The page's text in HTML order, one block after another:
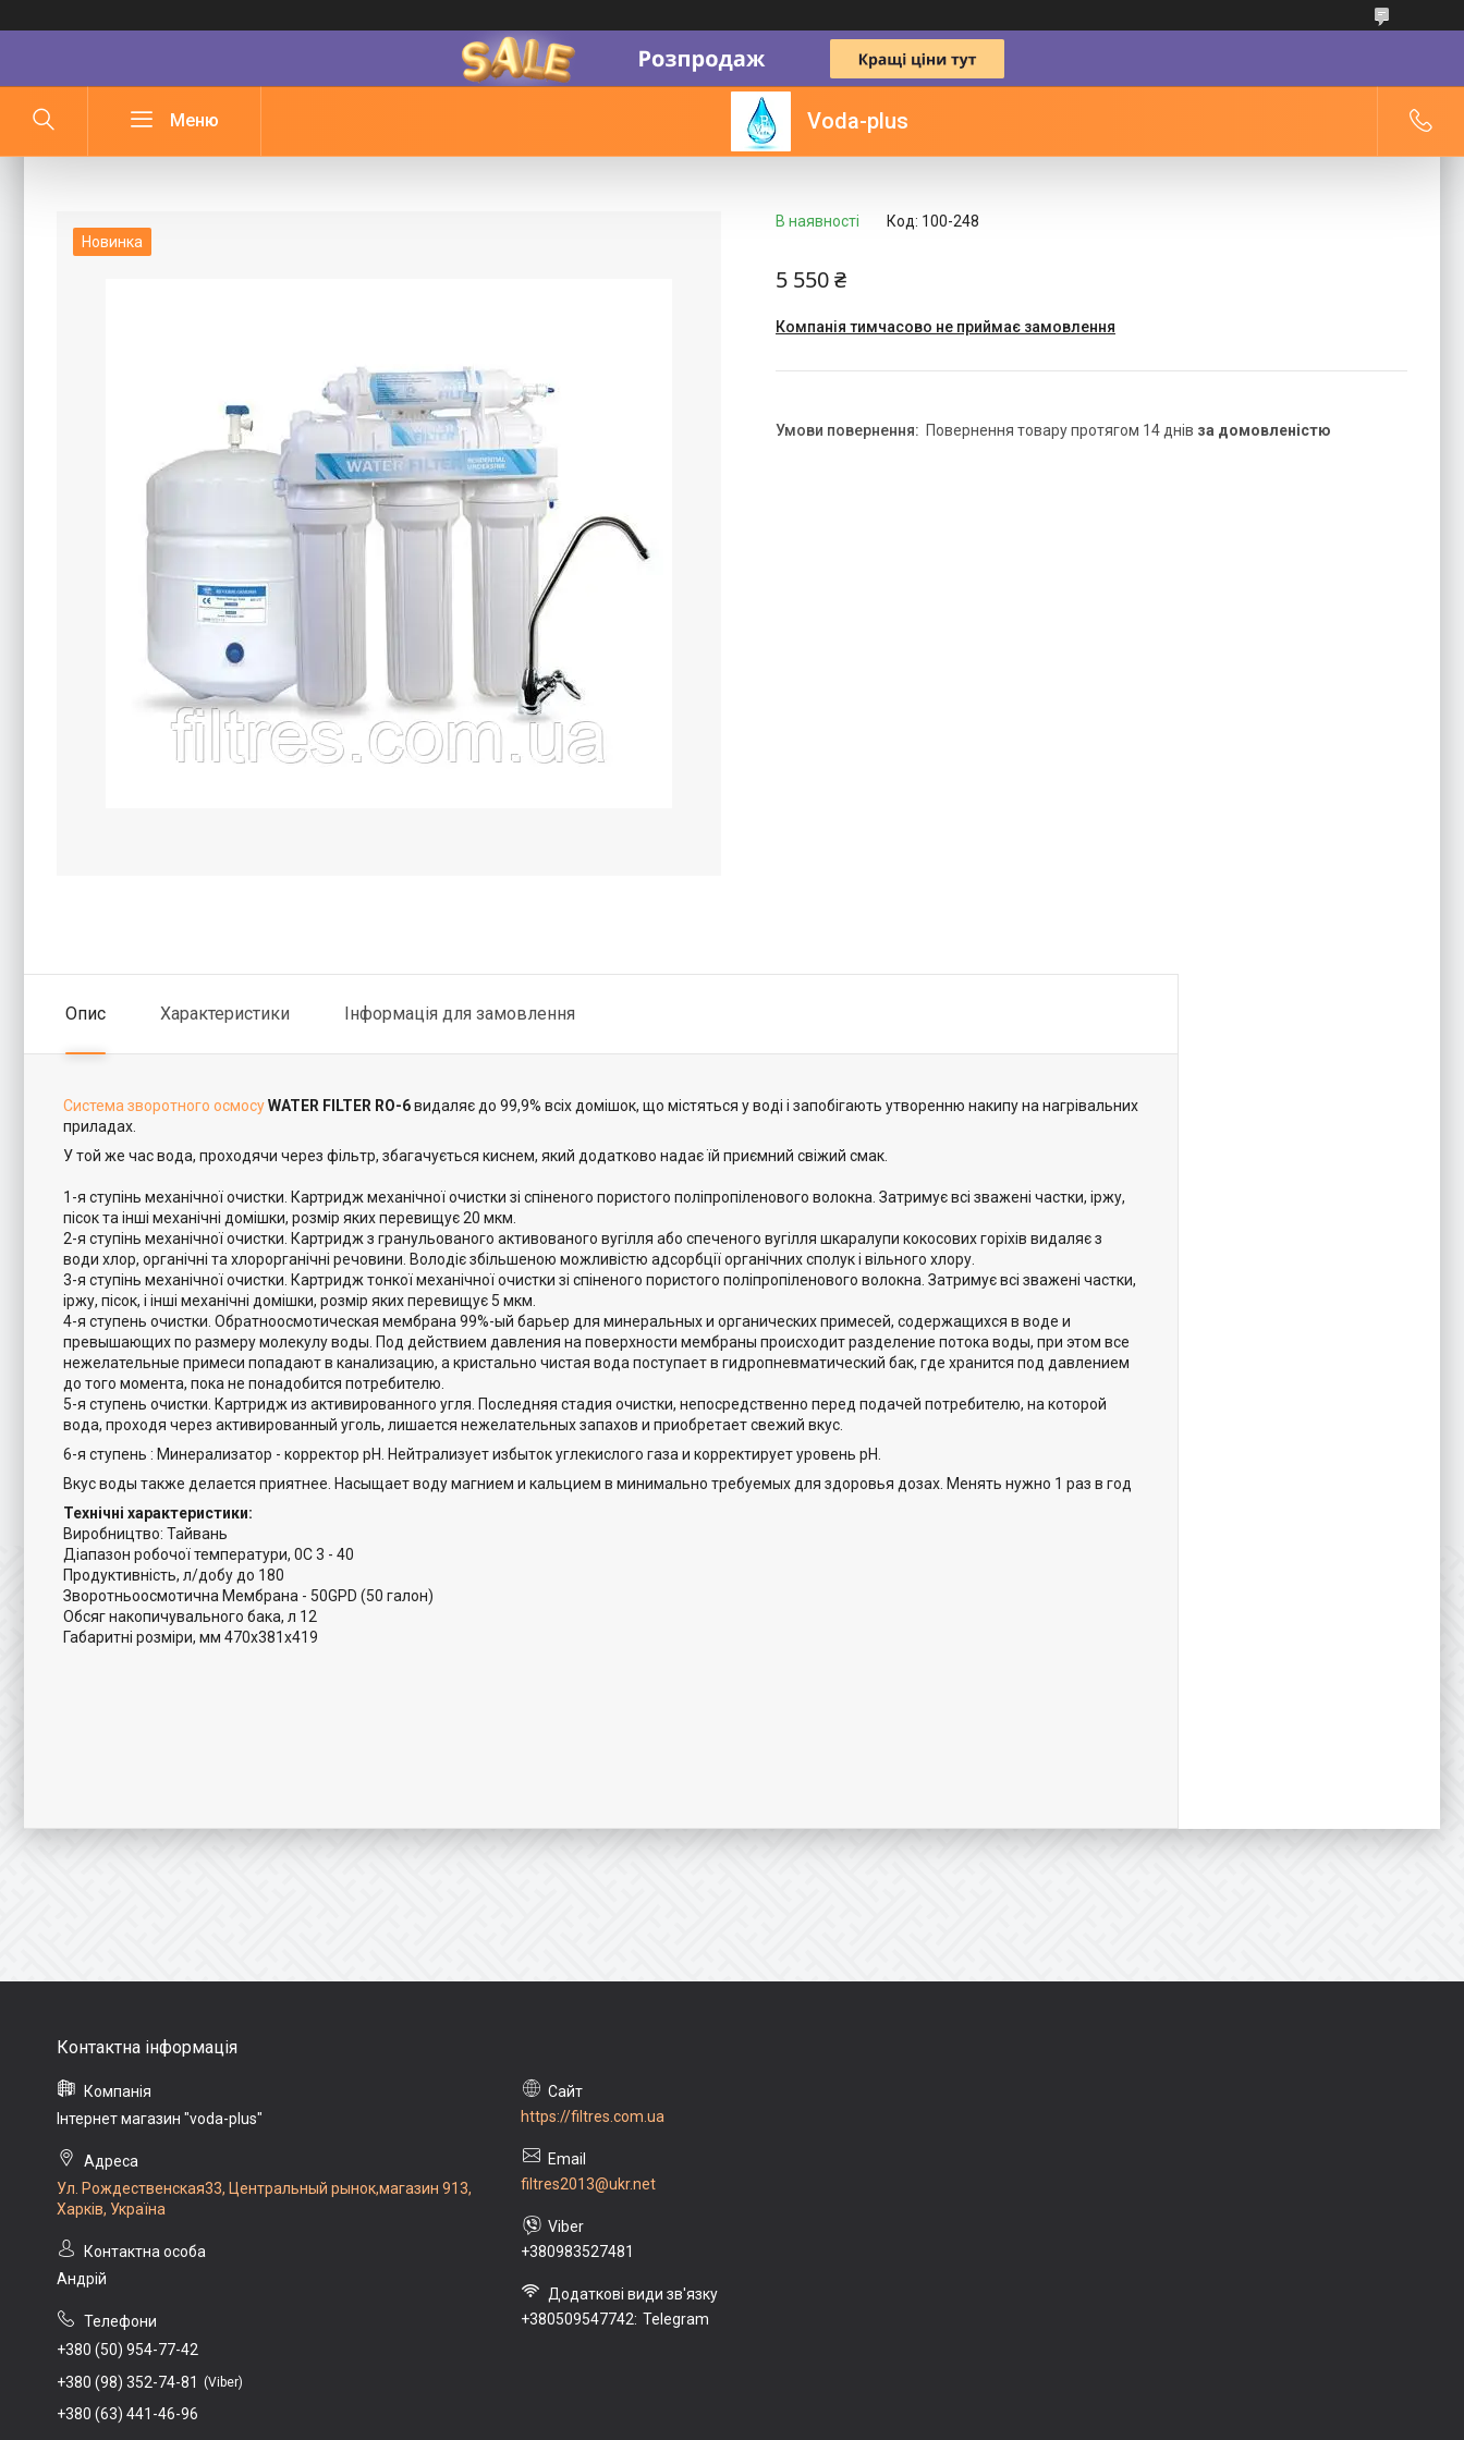
Voda-plus
Система зворотного осмосу WATER FILTER RO-6
Новинка
В наявності Код: 100-248
5 550 ₴
Компанія тимчасово не приймає замовлення
повернення товару протягом 14 днів за домовленістю
Опис Характеристики Інформація для замовлення
Система зворотного осмосуWATER FILTER RO-6видаляє до 99,9% всіх домішок, що містяться у воді і запобігають утворенню накипу на нагрівальних
приладах.
У той же час вода, проходячи через фільтр, збагачується киснем, який додатково надає їй приємний свіжий смак.
1-я ступінь механічної очистки. Картридж механічної очистки зі спіненого пористого поліпропіленового волокна. Затримує всі зважені частки, іржу,
пісок та інші механічні домішки, розмір яких перевищує 20 мкм.
2-я ступінь механічної очистки. Картридж з гранульованого активованого вугілля або спеченого вугілля шкаралупи кокосових горіхів видаляє з
води хлор, органічні та хлорорганічні речовини. Володіє збільшеною можливістю адсорбції органічних сполук і вільного хлору.
3-я ступінь механічної очистки. Картридж тонкої механічної очистки зі спіненого пористого поліпропіленового волокна. Затримує всі зважені частки,
іржу, пісок, і інші механічні домішки, розмір яких перевищує 5 мкм.
4-я ступень очистки. Обратноосмотическая мембрана 99%-ый барьер для минеральных и органических примесей, содержащихся в воде и
превышающих по размеру молекулу воды. Под действием давления на поверхности мембраны происходит разделение потока воды, при этом все
нежелательные примеси попадают в канализацию, а кристально чистая вода поступает в гидропневматический бак, где хранится под давлением
до того момента, пока не понадобится потребителю.
5-я ступень очистки. Картридж из активированного угля. Последняя стадия очистки, непосредственно перед подачей потребителю, на которой
вода, проходя через активированный уголь, лишается нежелательных запахов и приобретает свежий вкус.
6-я ступень : Минерализатор - корректор рН. Нейтрализует избыток углекислого газа и корректирует уровень рН.
Вкус воды также делается приятнее. Насыщает воду магнием и кальцием в минимально требуемых для здоровья дозах. Менять нужно 1 раз в год
Технічні характеристики:
Виробництво: Тайвань
Діапазон робочої температури, 0C 3 - 40
Продуктивність, л/добу до 180
Зворотньоосмотична Мембрана - 50GPD (50 галон)
Обсяг накопичувального бака, л 12
Габаритні розміри, мм 470х381х419
Інтернет магазин "voda-plus"
Ул. Рождественская33, Центральный рынок,магазин 913,
Харків, Україна
Андрій
+380 (50) 954-77-42
+380 (98) 352-74-81
Viber
+380 (63) 441-46-96
https://filtres.com.ua
filtres2013@ukr.net
+380983527481
+380509547742 Telegram